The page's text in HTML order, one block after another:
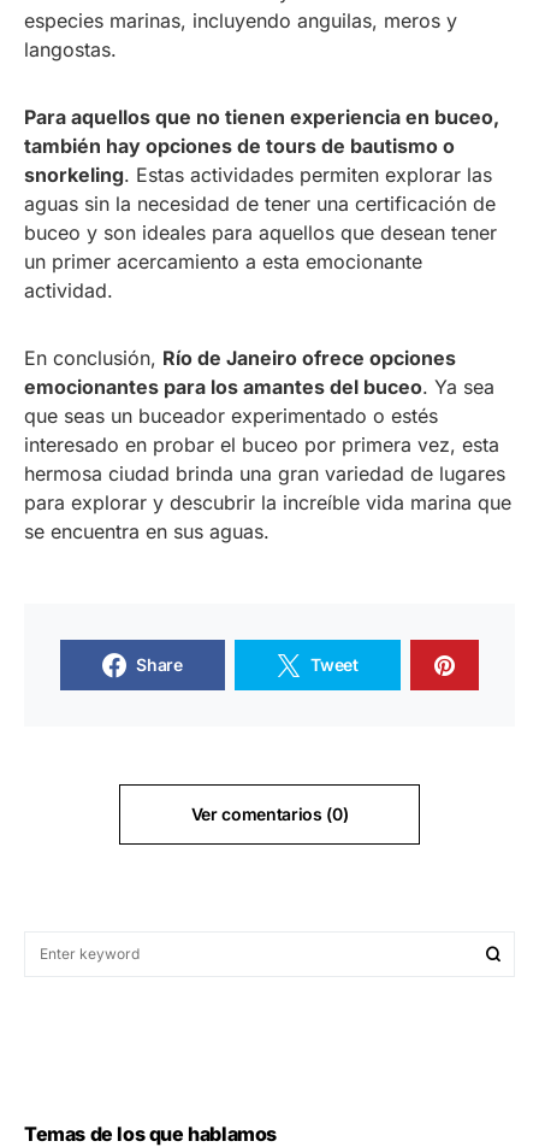
especies marinas, incluyendo anguilas, meros y
langostas.
Para aquellos que no tienen experiencia en buceo,
también hay opciones de tours de bautismo o
snorkeling. Estas actividades permiten explorar las
aguas sin la necesidad de tener una certificación de
buceo y son ideales para aquellos que desean tener
un primer acercamiento a esta emocionante
actividad.
En conclusión, Río de Janeiro ofrece opciones
emocionantes para los amantes del buceo. Ya sea
que seas un buceador experimentado o estés
interesado en probar el buceo por primera vez, esta
hermosa ciudad brinda una gran variedad de lugares
para explorar y descubrir la increíble vida marina que
se encuentra en sus aguas.
Share Tweet
Ver comentarios (0)
Temas de los que hablamos